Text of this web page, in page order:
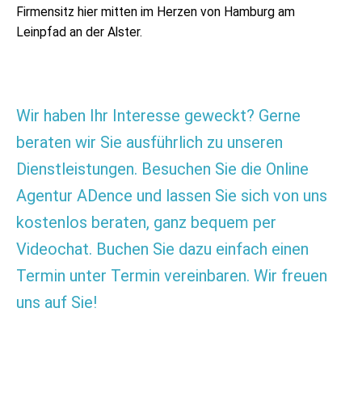
Firmensitz hier mitten im Herzen von Hamburg am
Leinpfad an der Alster.
Wir haben Ihr Interesse geweckt? Gerne
beraten wir Sie ausführlich zu unseren
Dienstleistungen. Besuchen Sie die Online
Agentur ADence und lassen Sie sich von uns
kostenlos beraten, ganz bequem per
Videochat. Buchen Sie dazu einfach einen
Termin unter Termin vereinbaren. Wir freuen
uns auf Sie!